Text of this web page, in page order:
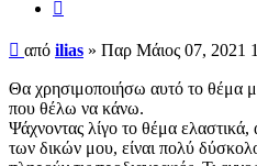
Δημοσίευση
από ilias » Παρ Μάιος 07, 2021
Θα χρησιμοποιήσω αυτό το θέμα
που θέλω να κάνω.
Ψάχνοντας λίγο το θέμα
των δικών μου, είναι πολύ